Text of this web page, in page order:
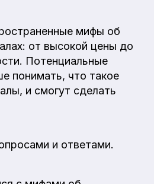
мифы об
от высокой цены до
Потенциальные
понимать, что такое
и смогут сделать
и ответами.